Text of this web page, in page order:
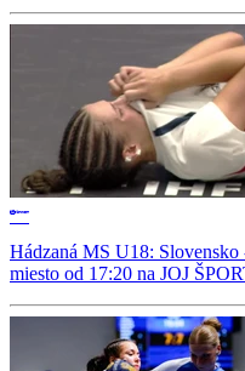
Hádzaná MS U18:
miesto od 17:20 na JOJ